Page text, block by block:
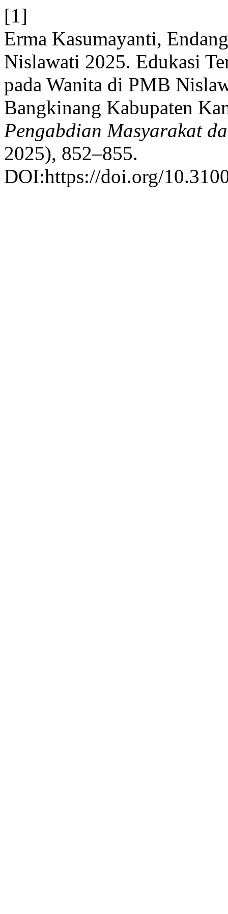
[1]
Erma Kasumayanti,
Nislawati 2025. Edukasi
pada Wanita di PMB
Bangkinang Kabupaten
Pengabdian Masyarakat
2025), 852–855.
DOI:https://doi.org/